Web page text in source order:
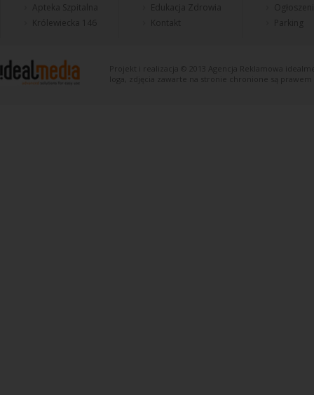
Apteka Szpitalna
Królewiecka 146
Edukacja Zdrowia
Parking
Projekt i realizacja © 2013 Agencja Reklamowa
loga, zdjęcia zawarte na stronie chronione są